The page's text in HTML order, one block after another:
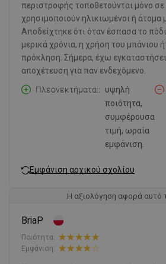
περιστροφής τοποθετούνται μόνο σε
χρησιμοποιούν ηλικιωμένοι ή άτομα
Αποδείχτηκε ότι όταν έσπασα το
μερικά χρόνια, η χρήση του μπάνιου
πρόκληση. Σήμερα, έχω εγκαταστήσει
αποχέτευση για παν ενδεχόμενο.
Πλεονεκτήματα:
υψηλή
ποιότητα,
συμφέρουσα
τιμή, ωραία
εμφάνιση.
Εμφάνιση αρχικού σχολίου
Η αξιολόγηση αφορά αυτό
BriaP
Ποιότητα:
Εμφάνιση: